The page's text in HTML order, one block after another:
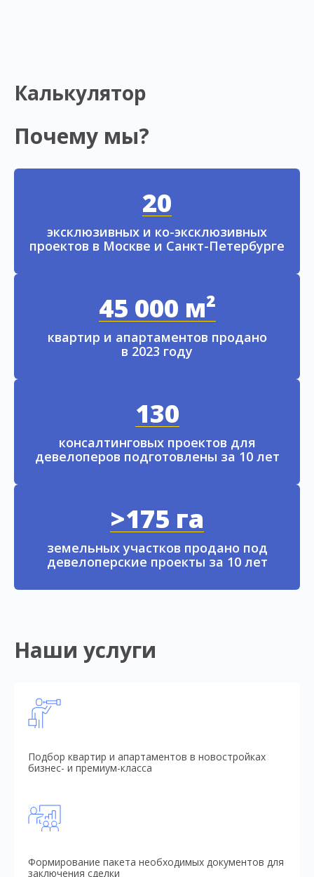
Калькулятор
Почему мы?
20
эксклюзивных и ко-эксклюзивных
проектов в Москве и Санкт-Петербурге
45 000 м²
квартир и апартаментов продано
в 2023 году
130
консалтинговых проектов для
девелоперов подготовлены за 10 лет
>175 га
земельных участков продано под
девелоперские проекты за 10 лет
Наши услуги
Подбор квартир и апартаментов в новостройках
бизнес- и премиум-класса
Формирование пакета необходимых документов для
заключения сделки